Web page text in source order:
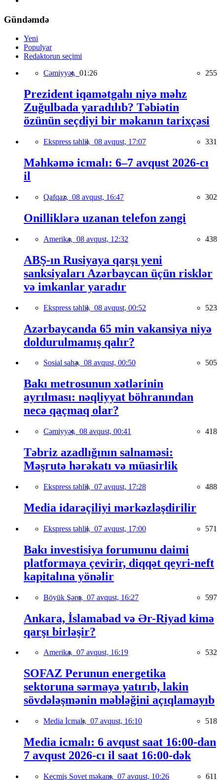
Gündəmdə
Yeni
Populyar
Redaktorun seçimi
Cəmiyyət, 01:26 255
Prezident iqamətgahı niyə məhz
Zuğulbada yaradılıb? Təbiətin
özünün seçdiyi bir məkanın tarixçəsi
Ekspress təhlil, 08 avqust, 17:07 331
Məhkəmə icmalı: 6–7 avqust 2026-cı
il
Qafqaz, 08 avqust, 16:47 302
Onilliklərə uzanan telefon zəngi
Amerika, 08 avqust, 12:32 438
ABŞ-ın Rusiyaya qarşı yeni
sanksiyaları Azərbaycan üçün risklər
və imkanlar yaradır
Ekspress təhlil, 08 avqust, 00:52 523
Azərbaycanda 65 min vakansiya niyə
doldurulmamış qalır?
Sosial sahə, 08 avqust, 00:50 505
Bakı metrosunun xətlərinin
ayrılması: nəqliyyat böhranından
necə qaçmaq olar?
Cəmiyyət, 08 avqust, 00:41 418
Təbriz azadlığının salnaməsi:
Məşrutə hərəkatı və müasirlik
Ekspress təhlil, 07 avqust, 17:28 488
Media idarəçiliyi mərkəzləşdirilir
Ekspress təhlil, 07 avqust, 17:00 571
Bakı investisiya forumunu daimi
platformaya çevirir, diqqət qeyri-neft
kapitalına yönəlir
Böyük Şərq, 07 avqust, 16:27 597
Ankara, İslamabad və Ər-Riyad kimə
qarşı birləşir?
Amerika, 07 avqust, 16:19 532
SOFAZ Perunun energetika
sektoruna sərmayə yatırıb, lakin
sövdələşmənin məbləğini açıqlamayıb
Media İcmalı, 07 avqust, 16:10 518
Media icmalı: 6 avqust saat 16:00-dan
7 avqust 2026-cı il saat 16:00-dək
Keçmiş Sovet məkanı, 07 avqust, 10:26 611